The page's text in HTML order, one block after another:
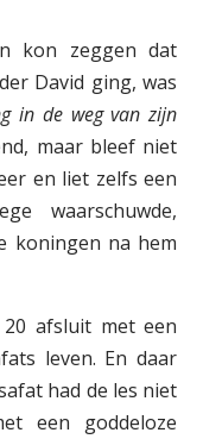
kon zeggen dat
David ging, was
in de weg van zijn
maar bleef niet
en liet zelfs een
waarschuwde,
koningen na hem
afsluit met een
leven. En daar
had de les niet
een goddeloze